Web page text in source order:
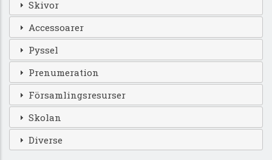
Skivor
Accessoarer
Pyssel
Prenumeration
Församlingsresurser
Skolan
Diverse